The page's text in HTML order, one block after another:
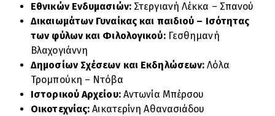
Εθνικών Ενδυμασιών:Στεργιανή Λέκκα – Σπανού
Δικαιωμάτων Γυναίκας και παιδιού – Ισότητας
των φύλων και Φιλολογικού:Γεσθημανή
Βλαχογιάννη
Δημοσίων Σχέσεων και Εκδηλώσεων: Λόλα
Τρομπούκη – Ντόβα
Ιστορικού Αρχείου:Αντωνία Μπέρσου
Οικοτεχνίας: Αικατερίνη Αθανασιάδου